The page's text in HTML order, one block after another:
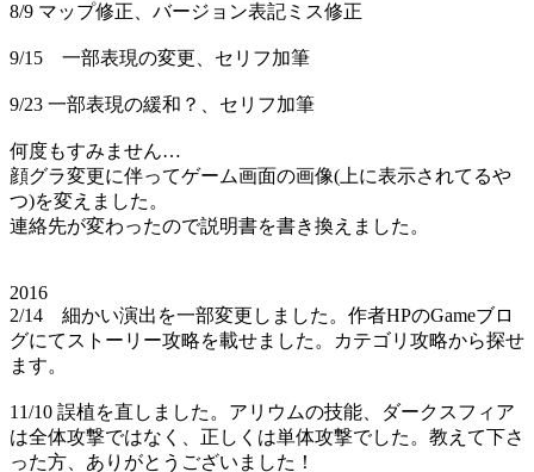
8/9 マップ修正、バージョン表記ミス修正
9/15 一部表現の変更、セリフ加筆
9/23 一部表現の緩和？、セリフ加筆
何度もすみません…
顔グラ変更に伴ってゲーム画面の画像(上に表示されてるや
つ)を変えました。
連絡先が変わったので説明書を書き換えました。
2016
2/14 細かい演出を一部変更しました。作者HPのGameブロ
グにてストーリー攻略を載せました。カテゴリ攻略から探せ
ます。
11/10 誤植を直しました。アリウムの技能、ダークスフィア
は全体攻撃ではなく、正しくは単体攻撃でした。教えて下さ
った方、ありがとうございました！